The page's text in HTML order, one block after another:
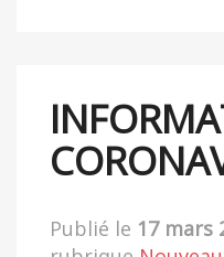
Publié le 17 mars